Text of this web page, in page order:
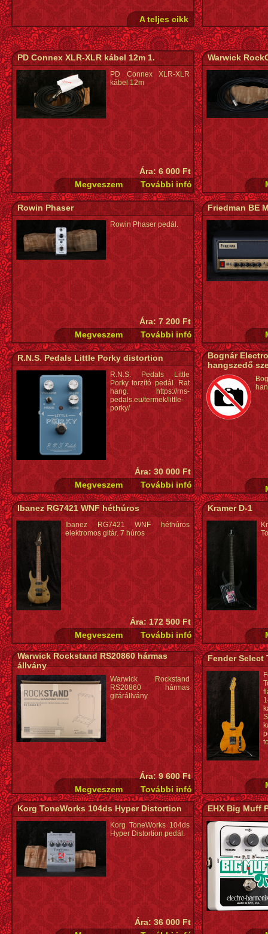
A teljes cikk
PD Connex XLR-XLR kábel 12m 1.
PD Connex XLR-XLR
kábel 12m
Ára: 6 000 Ft
Warwick
Rowin Phaser
Rowin Phaser pedál.
Ára: 7 200 Ft
Friedman BE
R.N.S. Pedals Little Porky distortion
R.N.S. Pedals Little
Porky torzító pedál. Rat
hang. https://rns-
pedals.eu/termek/little-
porky/
Ára: 30 000 Ft
Bognár
hangszedő
Ibanez RG7421 WNF héthúros
Ibanez RG7421 WNF héthúros
elektromos gitár. 7 húros
Ára: 172 500 Ft
Kramer D-1
Warwick Rockstand RS20860 hármas
állvány
Warwick Rockstand
RS20860 hármas
gitárállvány
Ára: 9 600 Ft
Fender Select
Korg ToneWorks 104ds Hyper Distortion
Korg ToneWorks 104ds
Hyper Distortion pedál.
Ára: 36 000 Ft
EHX Big Muff